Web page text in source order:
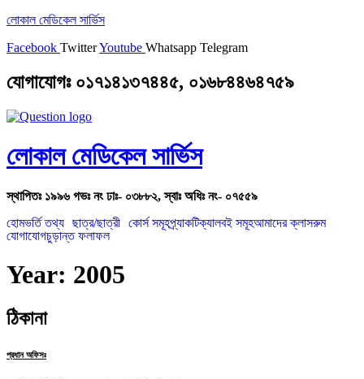
লোকাল মেডিকেল সার্ভিস
Facebook TwitterYoutube Whatsapp Telegram
যোগাযোগঃ ০১৭১৪১৩৭৪৪৫, ০১৬৮৪৪৬৪৭৫৯
লোকাল মেডিকেল সার্ভিস
স্থাপিতঃ ১৯৯৬ গভঃ নং ঢাঃ- ০৩৮৮২, স্বাঃ অধিঃ নং- ০৭৫৫৯
হোমভর্তি তথ্য ছাত্র/ছাত্রী কোর্স সমূহপ্র্যাকটিক্যালবই সমূহআমাদের ক্লাসরুম
যোগাযোগচুড়ান্ত ফলাফল
Year: 2005
ঠিকানা
প্রধান অফিসঃ